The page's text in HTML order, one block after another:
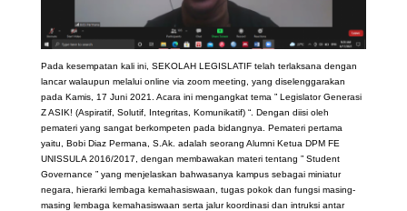
Pada kesempatan kali ini, SEKOLAH LEGISLATIF telah terlaksana dengan
lancar walaupun melalui online via zoom meeting, yang diselenggarakan
pada Kamis, 17 Juni 2021. Acara ini mengangkat tema ” Legislator Generasi
Z ASIK! (Aspiratif, Solutif, Integritas, Komunikatif) “. Dengan diisi oleh
pemateri yang sangat berkompeten pada bidangnya. Pemateri pertama
yaitu, Bobi Diaz Permana, S.Ak. adalah seorang Alumni Ketua DPM FE
UNISSULA 2016/2017, dengan membawakan materi tentang ” Student
Governance ” yang menjelaskan bahwasanya kampus sebagai miniatur
negara, hierarki lembaga kemahasiswaan, tugas pokok dan fungsi masing-
masing lembaga kemahasiswaan serta jalur koordinasi dan intruksi antar